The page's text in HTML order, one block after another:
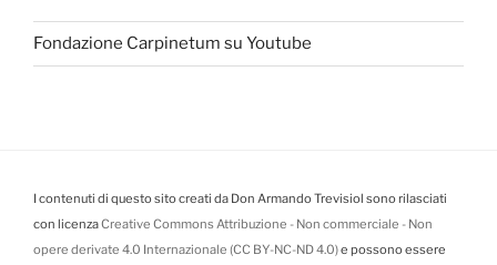
Fondazione Carpinetum su Youtube
I contenuti di questo sito creati da Don Armando Trevisiol sono rilasciati
con licenzaCreative Commons Attribuzione - Non commerciale - Non
opere derivate 4.0 Internazionale (CC BY-NC-ND 4.0)e possono essere